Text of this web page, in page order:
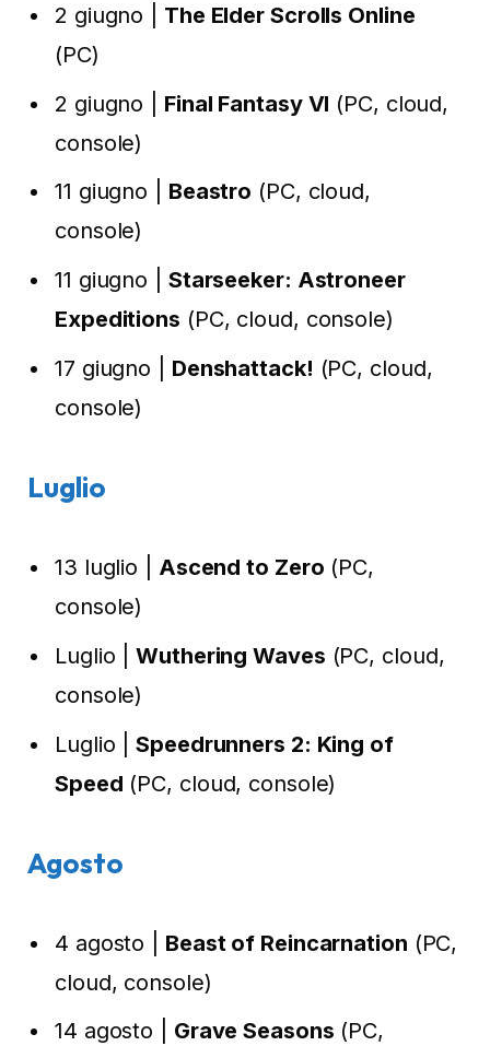
2 giugno | The Elder Scrolls Online
(PC)
2 giugno | Final Fantasy VI (PC, cloud,
console)
11 giugno | Beastro (PC, cloud,
console)
11 giugno | Starseeker: Astroneer
Expeditions (PC, cloud, console)
17 giugno | Denshattack! (PC, cloud,
console)
Luglio
13 luglio | Ascend to Zero (PC,
console)
Luglio |Wuthering Waves (PC, cloud,
console)
Luglio |Speedrunners 2: King of
Speed (PC, cloud, console)
Agosto
4 agosto | Beast of Reincarnation (PC,
cloud, console)
14 agosto | Grave Seasons (PC,